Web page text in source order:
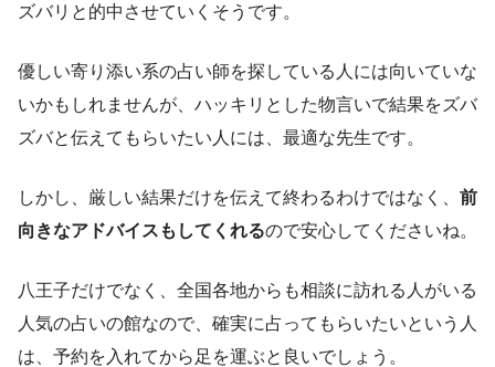
ズバリと的中させていくそうです。
優しい寄り添い系の占い師を探している人には向いていな
いかもしれませんが、ハッキリとした物言いで結果をズバ
ズバと伝えてもらいたい人には、最適な先生です。
しかし、厳しい結果だけを伝えて終わるわけではなく、 前
向きなアドバイスもしてくれるので安心してくださいね。
八王子だけでなく、全国各地からも相談に訪れる人がいる
人気の占いの館なので、確実に占ってもらいたいという人
は、予約を入れてから足を運ぶと良いでしょう。